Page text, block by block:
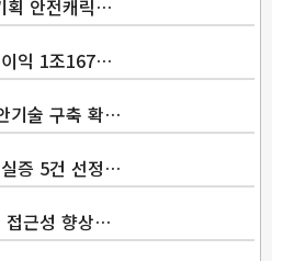
획 안전캐릭…
이익 1조167…
기술 구축 확…
증 5건 선정…
접근성 향상…